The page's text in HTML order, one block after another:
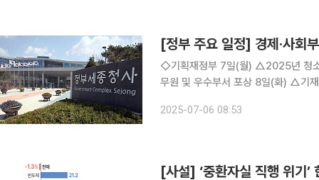
[정부 주요 일정] 경제·사회
◇기획재정부 7일(월) △2025년 청소년 경제캠프 실시(석간) △2025년 상반기 적극행정 우수공
무원 및 우수부서 포상 8일(화) △기재부 1차관 10:00 국무회의(대통령실) △기재부 2차관 15:00
최 9일(수) △2025년 제주 지역
2025-07-06 08:53
[사설] ‘중환자실 직행 위기